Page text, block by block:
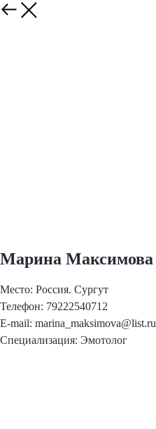
Марина Максимова
Место: Россия. Сургут
Телефон: 79222540712
E-mail: marina_maksimova@list.ru
Специализация: Эмотолог